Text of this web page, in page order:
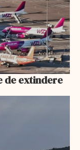
de extindere